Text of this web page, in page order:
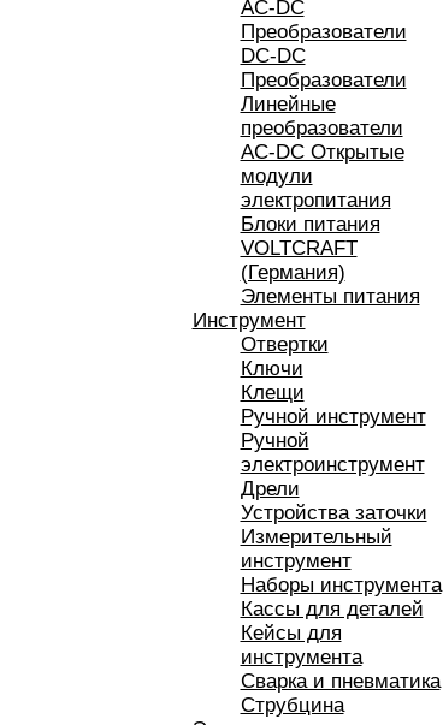
AC-DC
Преобразователи
DC-DC
Преобразователи
Линейные
преобразователи
AC-DC Открытые
модули
электропитания
Блоки питания
VOLTCRAFT
(Германия)
Элементы питания
Инструмент
Отвертки
Ключи
Клещи
Ручной инструмент
Ручной
электроинструмент
Дрели
Устройства заточки
Измерительный
инструмент
Наборы инструмента
Кассы для деталей
Кейсы для
инструмента
Сварка и пневматика
Струбцина